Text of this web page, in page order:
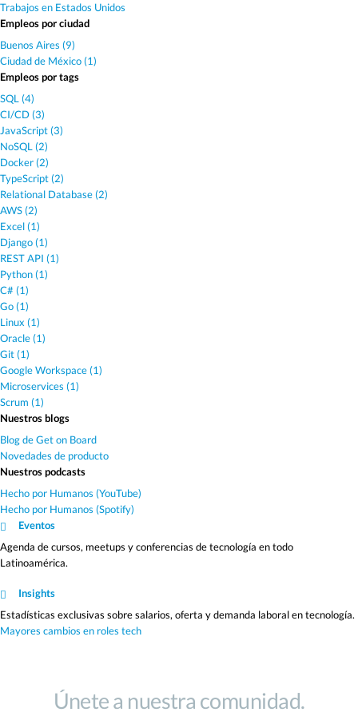
Trabajos en Estados Unidos
Empleos por ciudad
Buenos Aires (9)
Ciudad de México (1)
Empleos por tags
SQL (4)
CI/CD (3)
JavaScript (3)
NoSQL (2)
Docker (2)
TypeScript (2)
Relational Database (2)
AWS (2)
Excel (1)
Django (1)
REST API (1)
Python (1)
C# (1)
Go (1)
Linux (1)
Oracle (1)
Git (1)
Google Workspace (1)
Microservices (1)
Scrum (1)
Nuestros blogs
Blog de Get on Board
Novedades de producto
Nuestros podcasts
Hecho por Humanos (YouTube)
Hecho por Humanos (Spotify)
Eventos
Agenda de cursos, meetups y conferencias de tecnología en todo
Latinoamérica.
Insights
Estadísticas exclusivas sobre salarios, oferta y demanda laboral en tecnología.
Mayores cambios en roles tech
Únete a nuestra comunidad.